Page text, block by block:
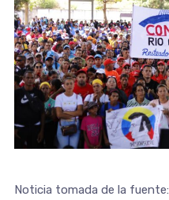
Noticia tomada de la fuente: